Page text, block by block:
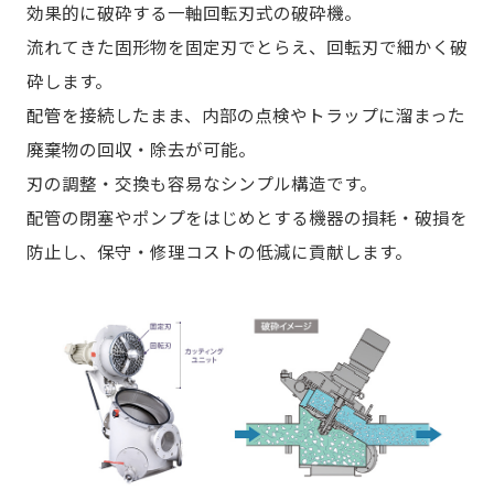
効果的に破砕する一軸回転刃式の破砕機。
流れてきた固形物を固定刃でとらえ、回転刃で細かく破
砕します。
配管を接続したまま、内部の点検やトラップに溜まった
廃棄物の回収・除去が可能。
刃の調整・交換も容易なシンプル構造です。
配管の閉塞やポンプをはじめとする機器の損耗・破損を
防止し、保守・修理コストの低減に貢献します。